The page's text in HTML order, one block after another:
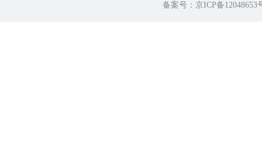
备案号：京ICP备